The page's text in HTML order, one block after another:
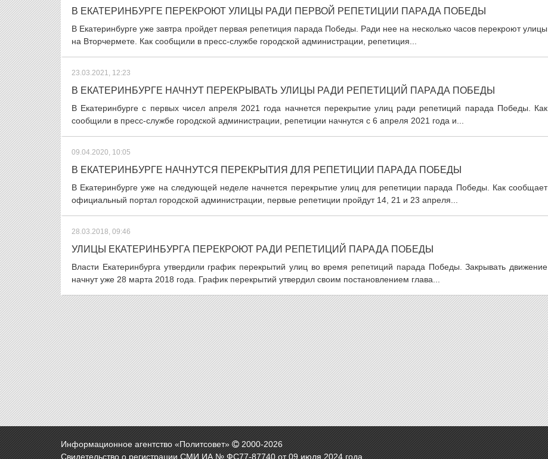
В ЕКАТЕРИНБУРГЕ ПЕРЕКРОЮТ УЛИЦЫ РАДИ ПЕРВОЙ РЕПЕТИЦИИ ПАРАДА ПОБЕДЫ
В Екатеринбурге уже завтра пройдет первая репетиция парада Победы. Ради нее на несколько часов перекроют улицы
на Вторчермете. Как сообщили в пресс-службе городской администрации, репетиция...
23.03.2021, 12:23
В ЕКАТЕРИНБУРГЕ НАЧНУТ ПЕРЕКРЫВАТЬ УЛИЦЫ РАДИ РЕПЕТИЦИЙ ПАРАДА ПОБЕДЫ
В Екатеринбурге с первых чисел апреля 2021 года начнется перекрытие улиц ради репетиций парада Победы. Как
сообщили в пресс-службе городской администрации, репетиции начнутся с 6 апреля 2021 года и...
09.04.2020, 10:05
В ЕКАТЕРИНБУРГЕ НАЧНУТСЯ ПЕРЕКРЫТИЯ ДЛЯ РЕПЕТИЦИИ ПАРАДА ПОБЕДЫ
В Екатеринбурге уже на следующей неделе начнется перекрытие улиц для репетиции парада Победы. Как сообщает
официальный портал городской администрации, первые репетиции пройдут 14, 21 и 23 апреля...
28.03.2018, 09:46
УЛИЦЫ ЕКАТЕРИНБУРГА ПЕРЕКРОЮТ РАДИ РЕПЕТИЦИЙ ПАРАДА ПОБЕДЫ
Власти Екатеринбурга утвердили график перекрытий улиц во время репетиций парада Победы. Закрывать движение
начнут уже 28 марта 2018 года. График перекрытий утвердил своим постановлением глава...
Информационное агентство «Политсовет» 2000-2026
Свидетельство о регистрации СМИ ИА № ФС77-87740 от 09 июля 2024 года.